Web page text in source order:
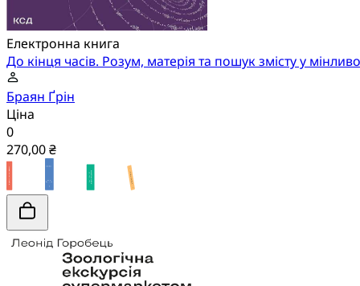
Електронна книга
До кінця часів. Розум, матерія та пошук змісту у
Браян Ґрін
Ціна
0
270,00 ₴